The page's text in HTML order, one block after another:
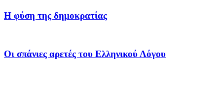
Η φύση της δημοκρατίας
Οι σπάνιες αρετές του Ελληνικού Λόγου